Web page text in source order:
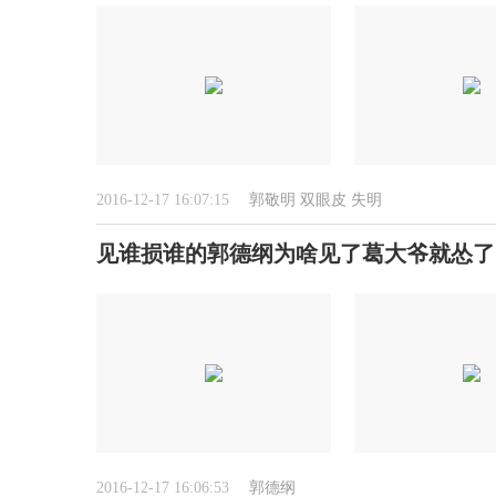
2016-12-17 16:07:15 郭敬明 双眼皮 失明
见谁损谁的郭德纲为啥见了葛大爷就怂
2016-12-17 16:06:53 郭德纲